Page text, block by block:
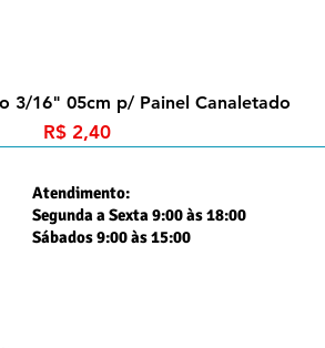
3/16" 05cm p/ Painel Canaletado
Preço
R$ 2,40
Atendimento:
Segunda a Sexta 9:00 às 18:00
Sábados 9:00 às 15:00